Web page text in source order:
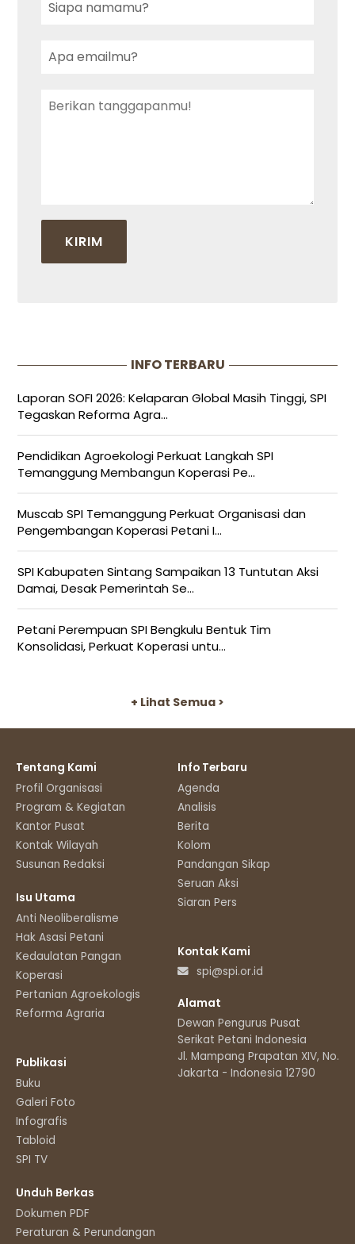
INFO TERBARU
Laporan SOFI 2026: Kelaparan Global Masih Tinggi, SPI
Tegaskan Reforma Agra...
Pendidikan Agroekologi Perkuat Langkah SPI
Temanggung Membangun Koperasi Pe...
Muscab SPI Temanggung Perkuat Organisasi dan
Pengembangan Koperasi Petani I...
SPI Kabupaten Sintang Sampaikan 13 Tuntutan Aksi
Damai, Desak Pemerintah Se...
Petani Perempuan SPI Bengkulu Bentuk Tim
Konsolidasi, Perkuat Koperasi untu...
+ Lihat Semua >
Tentang Kami
Profil Organisasi
Program & Kegiatan
Kantor Pusat
Kontak Wilayah
Susunan Redaksi
Isu Utama
Anti Neoliberalisme
Hak Asasi Petani
Kedaulatan Pangan
Koperasi
Pertanian Agroekologis
Reforma Agraria
Publikasi
Buku
Galeri Foto
Infografis
Tabloid
SPI TV
Unduh Berkas
Dokumen PDF
Peraturan & Perundangan
Info Terbaru
Agenda
Analisis
Berita
Kolom
Pandangan Sikap
Seruan Aksi
Siaran Pers
Kontak Kami
spi@spi.or.id
Alamat
Dewan Pengurus Pusat
Serikat Petani Indonesia
Jl. Mampang Prapatan XIV, No.11
Jakarta - Indonesia 12790